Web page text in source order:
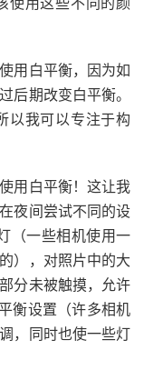
用白平衡，因为如
后期改变白平衡。
以我可以专注于构
用白平衡！这让我
夜间尝试不同的设
（一些相机使用一
），对照片中的大
分未被触摸，允许
衡设置（许多相机
，同时也使一些灯